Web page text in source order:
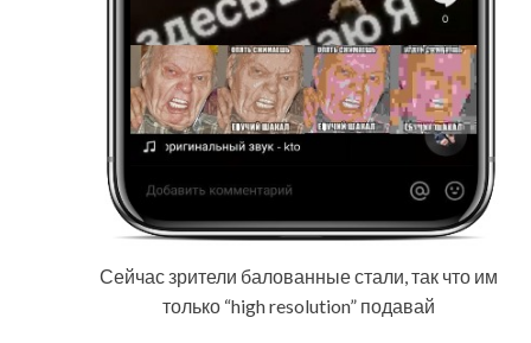
Сейчас зрители балованные стали, так что им
только “high resolution” подавай